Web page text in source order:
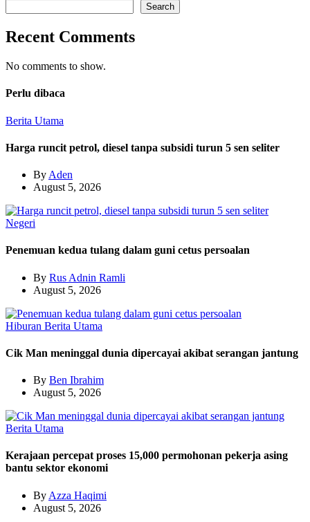
Search
Recent Comments
No comments to show.
Perlu dibaca
Berita Utama
Harga runcit petrol, diesel tanpa subsidi turun 5 sen seliter
By Aden
August 5, 2026
Negeri
Penemuan kedua tulang dalam guni cetus persoalan
By Rus Adnin Ramli
August 5, 2026
Hiburan Berita Utama
Cik Man meninggal dunia dipercayai akibat serangan jantung
By Ben Ibrahim
August 5, 2026
Berita Utama
Kerajaan percepat proses 15,000 permohonan pekerja asing
bantu sektor ekonomi
By Azza Haqimi
August 5, 2026